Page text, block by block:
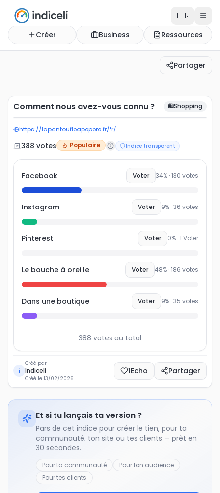
🇫🇷
Créer Business Ressources
Partager
Comment nous avez-vous connu ?
Comment nous avez-vous connu ? 🛍️Shopping
https://lapantoufleapepere.fr/fr/
388 votes Populaire Indice transparent
Facebook Voter 34% ·130 votes
Instagram Voter 9% ·36 votes
Pinterest Voter 0% ·1 Voter
Le bouche à oreille Voter 48% ·186 votes
Dans une boutique Voter 9% ·35 votes
388 votes au total
i
Créé par
Indiceli
Créé le 13/02/2026
1Echo Partager
Et si tu lançais ta version ?
Pars de cet indice pour créer le tien, pour ta
communauté, ton site ou tes clients — prêt en
30 secondes.
Pour ta communauté
Pour ton audience
Pour tes clients